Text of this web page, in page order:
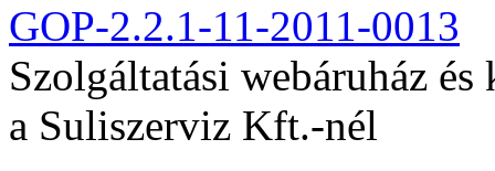
GOP-2.2.1-11-2011-0013
Szolgáltatási webáruház
a Suliszerviz Kft.-nél